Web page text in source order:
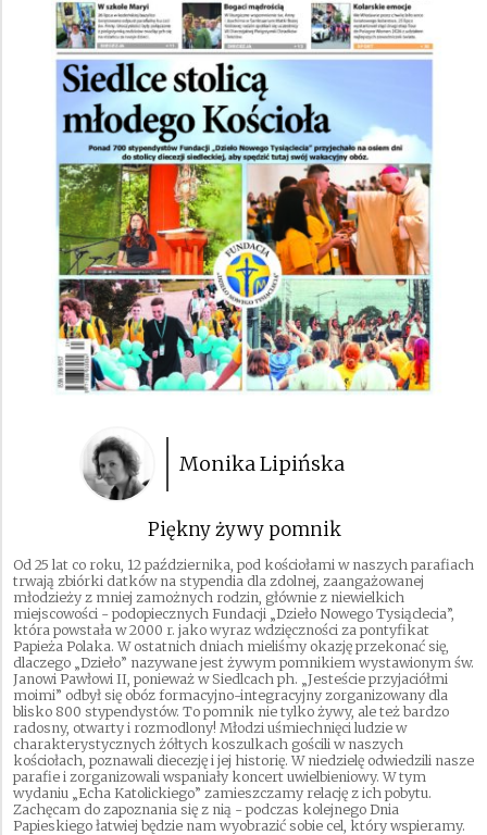
Monika Lipińska
Piękny żywy pomnik
Od 25 lat co roku, 12 października, pod kościołami w naszych parafiach
trwają zbiórki datków na stypendia dla zdolnej, zaangażowanej
młodzieży z mniej zamożnych rodzin, głównie z niewielkich
miejscowości - podopiecznych Fundacji „Dzieło Nowego Tysiąclecia”,
która powstała w 2000 r. jako wyraz wdzięczności za pontyfikat
Papieża Polaka. W ostatnich dniach mieliśmy okazję przekonać się,
dlaczego „Dzieło” nazywane jest żywym pomnikiem wystawionym św.
Janowi Pawłowi II, ponieważ w Siedlcach ph. „Jesteście przyjaciółmi
moimi” odbył się obóz formacyjno-integracyjny zorganizowany dla
blisko 800 stypendystów. To pomnik nie tylko żywy, ale też bardzo
radosny, otwarty i rozmodlony! Młodzi uśmiechnięci ludzie w
charakterystycznych żółtych koszulkach gościli w naszych
kościołach, poznawali diecezję i jej historię. W niedzielę odwiedzili nasze
parafie i zorganizowali wspaniały koncert uwielbieniowy. W tym
wydaniu „Echa Katolickiego” zamieszczamy relację z ich pobytu.
Zachęcam do zapoznania się z nią - podczas kolejnego Dnia
Papieskiego łatwiej będzie nam wyobrazić sobie cel, który wspieramy.